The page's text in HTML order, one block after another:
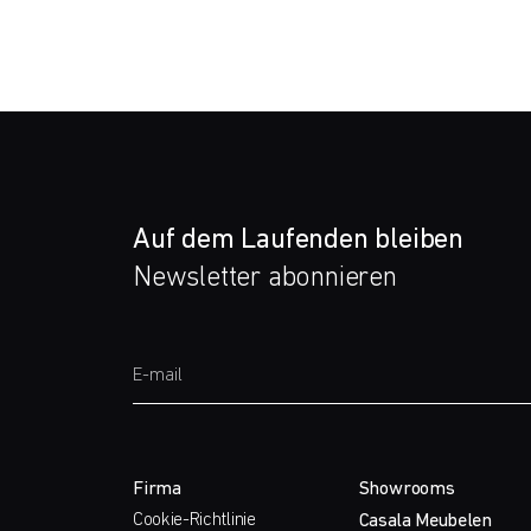
Auf dem Laufenden bleiben
Newsletter abonnieren
Firma
Cookie-Richtlinie
Showrooms
Casala Meubelen